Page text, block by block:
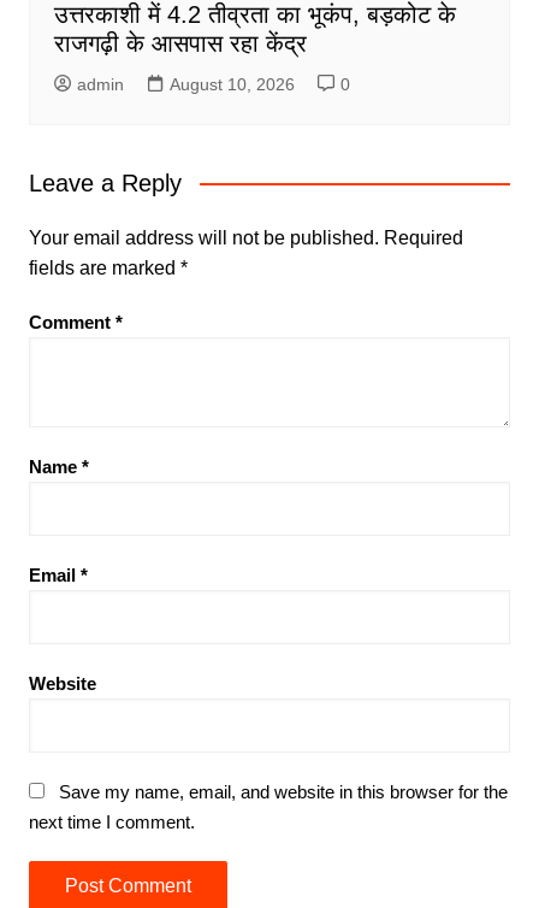
उत्तरकाशी में 4.2 तीव्रता का भूकंप, बड़कोट के
राजगढ़ी के आसपास रहा केंद्र
admin August 10, 2026 0
Leave a Reply
Your email address will not be published. Required
fields are marked *
Comment *
Name *
Email *
Website
Save my name, email, and website in this browser for the
next time I comment.